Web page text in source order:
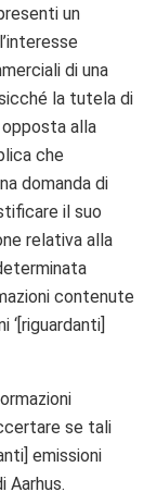
un
di una
la tutela di
alla
che
domanda di
il suo
relativa alla
contenute
se tali
emissioni
Aarhus.